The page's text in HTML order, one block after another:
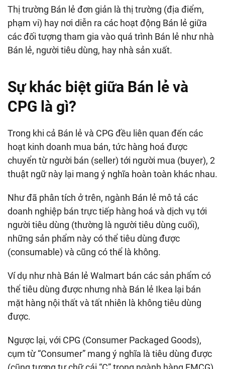
Thị trường Bán lẻ đơn giản là thị trường (địa điểm,
phạm vi) hay nơi diễn ra các hoạt động Bán lẻ giữa
các đối tượng tham gia vào quá trình Bán lẻ như nhà
Bán lẻ, người tiêu dùng, hay nhà sản xuất.
Sự khác biệt giữa Bán lẻ và
CPG là gì?
Trong khi cả Bán lẻ và CPG đều liên quan đến các
hoạt kinh doanh mua bán, tức hàng hoá được
chuyển từ người bán (seller) tới người mua (buyer), 2
thuật ngữ này lại mang ý nghĩa hoàn toàn khác nhau.
Như đã phân tích ở trên, ngành Bán lẻ mô tả các
doanh nghiệp bán trực tiếp hàng hoá và dịch vụ tới
người tiêu dùng (thường là người tiêu dùng cuối),
những sản phẩm này có thể tiêu dùng được
(consumable) và cũng có thể là không.
Ví dụ như nhà Bán lẻ Walmart bán các sản phẩm có
thể tiêu dùng được nhưng nhà Bán lẻ Ikea lại bán
mặt hàng nội thất và tất nhiên là không tiêu dùng
được.
Ngược lại, với CPG (Consumer Packaged Goods),
cụm từ “Consumer” mang ý nghĩa là tiêu dùng được